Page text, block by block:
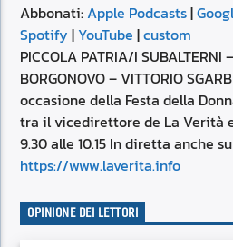
YouTube
RSS FEED
LINK
EMBED
Abbonati:Apple Podcasts|
Spotify | YouTube |custom
PICCOLA PATRIA/I SUBALTERNI
BORGONOVO – VITTORIO
occasione della Festa della
tra il vicedirettore de La Verità
9.30 alle 10.15 In diretta anche su
https://www.laverita.info
OPINIONE DEI LETTORI